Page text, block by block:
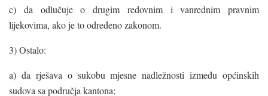
c) da odlučuje o drugim redovnim i vanrednim pravnim
lijekovima, ako je to određeno zakonom.
3) Ostalo:
a) da rješava o sukobu mjesne nadležnosti između općinskih
sudova sa područja kantona;